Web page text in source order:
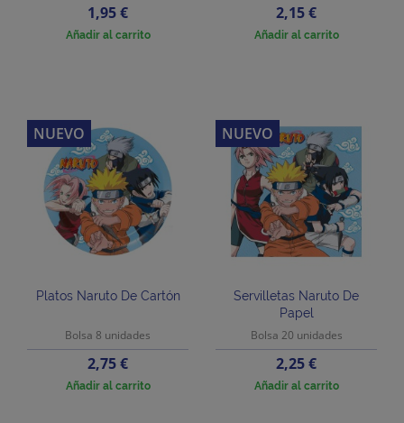
Precio
1,95 €
Añadir al carrito
Precio
2,15 €
Añadir al carrito
Platos Naruto De Cartón
Bolsa 8 unidades
Precio
2,75 €
Añadir al carrito
NUEVO
Servilletas Naruto De
Papel
Bolsa 20 unidades
Precio
2,25 €
Añadir al carrito
NUEVO